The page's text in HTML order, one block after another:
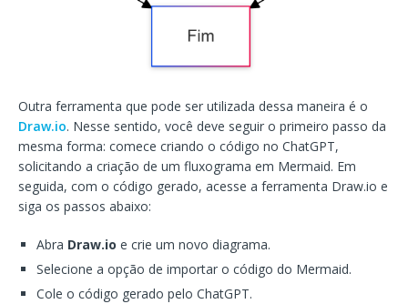
Outra ferramenta que pode ser utilizada dessa maneira é o
Draw.io. Nesse sentido, você deve seguir o primeiro passo da
mesma forma: comece criando o código no ChatGPT,
solicitando a criação de um fluxograma em Mermaid. Em
seguida, com o código gerado, acesse a ferramenta Draw.io e
siga os passos abaixo:
Abra Draw.io e crie um novo diagrama.
Selecione a opção de importar o código do Mermaid.
Cole o código gerado pelo ChatGPT.